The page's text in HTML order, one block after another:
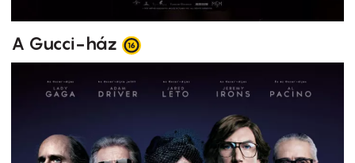
A Gucci-ház